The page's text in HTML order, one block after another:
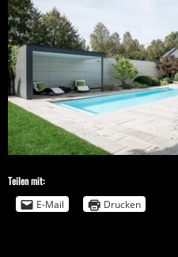
Teilen mit:
E-Mail
Drucken